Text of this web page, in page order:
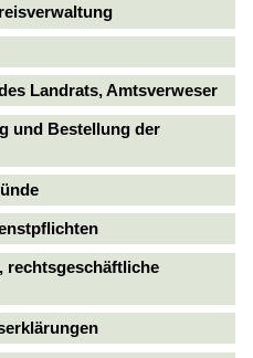
Landrats, Amtsverweser
und Bestellung der
rechtsgeschäftliche